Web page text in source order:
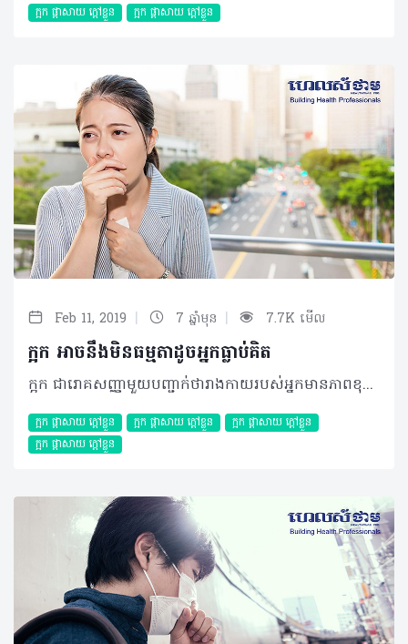
ក្អក ផ្តាសាយ ក្តៅខ្លួន ក្អក ផ្តាសាយ ក្តៅខ្លួន
Feb 11, 2019 | 7 ឆ្នាំមុន | 7.7K មើល
ក្អក អាចនឹងមិនធម្មតាដូចអ្នកធ្លាប់គិត
ក្អក ជារោគសញ្ញាមួយបញ្ជាក់ថារាងកាយរបស់អ្នកមានភាពខុសប្រក្រតីលើផ្លូវដង្ហើម ដែលវាអាចបង្កឡើងដោយពពួក វីរុស បាក់តេរី ធូលីដី ឬសារធាតុផ្សេងៗទៀត។ យោងតាមប្រសាសន៍នៃគ្រូពេទ្យជំនាញរបស់សហរដ្ឋអាមេរិកម្នាក់ បានធ្វើការប៉ាន់ប្រមាណថាអ្នកជំងឺដែលបានមកទទួលការព្យាបាលបញ្ហាក្អកនេះមានប្រមាណ ៣០លាននាក់ក្នុងមួយឆ្នាំ ដែលចំនួននេះត្រូវបានកើនឡើងជាលំដាប់។ អាការៈក្អកម្តងម្កាលជាសញ្ញាធម្មតា ដែលជួយបញ្ចេញសារធាតុមិនល្អពីសួតរបស់អ្នក ការពារពីការបង្ករោគផ្សេងៗ និងជំងឺផ្តាសាយ។ ទោះជាយ៉ាងណាក៏ដោយ ការក្អកជាអចិន្ត្រៃយ៍ ចាប់ពីមួយសប្តាហ៍ឡើងទៅអាចជាលទ្ធផលនៃបញ្ហាសុខភាពណាមួយ រួមមាន៖ • ជំងឺហឺត៖ ភាគច្រើនការក្អកដោយសារអ្នកមានជំងឺហឺតគឺតែងកើតមានឡើងតាមរដូវកាល និងនៅពេលអ្នកប៉ះជាមួយនឹងខ្យល់ត្រជាក់។ • រលាកបំពង់អាហារ៖ លំហូរនៃអាស៊ីតក្រពះដែលតែងច្រាលឡើងតាមបំពង់អាហារដោយសារអ្នកចង្អោរ ឬក្អួត នឹងបង្កឲ្យរលាក ធ្វើឲ្យអ្នកក្អក។ • ជំងឺក្អកមាន់៖ កើតមានជាពិសេសចំពោះកូនក្មេងដោយសារការរលាកផ្លូវដង្ហើមធ្ងន់ធ្ងរ ប៉ុន្តែវាត្រូវបានការពារដោយការចាក់វ៉ាក់សាំង។ • ជំងឺរបេង៖ មានការបង្ករោគធ្ងន់ធ្ងរប៉ះពាល់ដល់សួតរបស់អ្នក ដែលធ្វើឲ្យអ្នកក្អកខ្លាំង ក្នុងរយៈពេលយូរ លើសពី៣សប្តាហ៍។ • ជំងឺរលាកទងសួត៖ កាលណាទងសួតរលាក វាអាចឡើងស្លេស្ម ធ្វើឲ្យបំពង់ខ្យល់ឆ្លងកាត់ កាន់តែរួមតូចជាងធម្មតាបណ្តាលឲ្យពិបាកក្នុងការដកដង្ហើម ឈឺទ្រូង ហត់ ក្តៅខ្លួន ក្អក។ • ជំងឺរលាកប្រហោងច្រមុះ៖ តឹងច្រមុះ ហៀរសំបោរធ្លាក់កំហាកនៅក ក្អក ណែននៅក្នុងបំពង់ក ហ៊ឺងត្រចៀក ឬរលាកក្នុងត្រចៀកតែម្តង។ ក្រៅពីជំងឺខាងលើ ការក្អករបស់អ្នកអាចដោយសារតែការប្រើប្រាស់ថ្នាំដូចជាពពួកថ្នាំបញ្ចុះសម្ពាធឈាមក្រុមIEC មហារីកកូនកណ្តុរ មហារីកសួត និងរបេងកូនកណ្តុរជាដើម។ សូមកុំគិតថា ការក្អករបស់អ្នកជាសញ្ញាធម្មតាបើអ្នកហាក់កើតឡើងញឹកញាប់ ឬមានរយៈពេលយូរ ព្រោះតែហេតុការណ៍នៃជំងឺជាច្រើនកំពុងនៅពីក្រោយអ្នកដោយមិនដឹងខ្លួន ដូច្នេះការប្រឹក្សាជាមួយគ្រូពេទ្យឲ្យបានលឿនបំផុត ជាអ្វីដែលអ្នកគួរធ្វើនៅពេលនេះ។ ©2019 រក្សាសិទ្ធិគ្រប់យ៉ាង​ដោយ Healthtime Corporation ចំពោះគ្រប់អត្ថបទដោយគ្មានផ្នែកណាមួយត្រូវបោះពុម្ពផ្សាយចូល ប្រព័ន្ធអ៊ីនធឺណែតឧបករណ៍អេឡិចត្រូនិកអាត់ជាសំឡេងឬថតចំលងគ្រប់រូបភាពដោយគ្មានការអនុញ្ញាតឡើយ
ក្អក ផ្តាសាយ ក្តៅខ្លួន ក្អក ផ្តាសាយ ក្តៅខ្លួន
ក្អក ផ្តាសាយ ក្តៅខ្លួន
ក្អក ផ្តាសាយ ក្តៅខ្លួន